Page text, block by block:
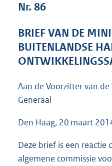
Nr. 86
BRIEF VAN DE
BUITENLANDSE
Aan de Voorzitter van
Generaal
Den Haag, 20 maart
Deze brief is een reactie
algemene commissie